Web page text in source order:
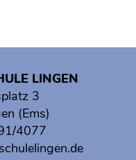
LINGEN
3
(Ems)
4077